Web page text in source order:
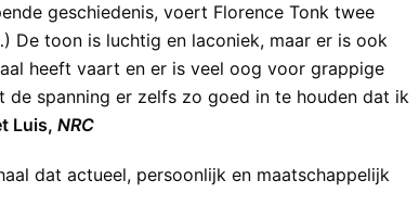
geschiedenis, voert Florence Tonk twee
De toon is luchtig en laconiek, maar er is ook
heeft vaart en er is veel oog voor grappige
de spanning er zelfs zo goed in te houden dat ik
Luis, NRC
dat actueel, persoonlijk en maatschappelijk